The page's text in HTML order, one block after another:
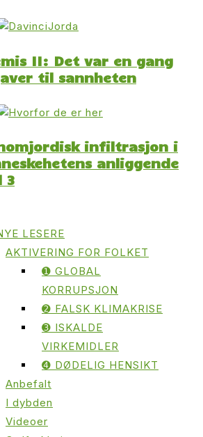
II: Det var en gang
til sannheten
infiltrasjon i
anliggende
3
LESERE
AKTIVERING FOR FOLKET
➊ GLOBAL
KORRUPSJON
➋ FALSK KLIMAKRISE
➌ ISKALDE
VIRKEMIDLER
➍ DØDELIG HENSIKT
Anbefalt
I dybden
Videoer